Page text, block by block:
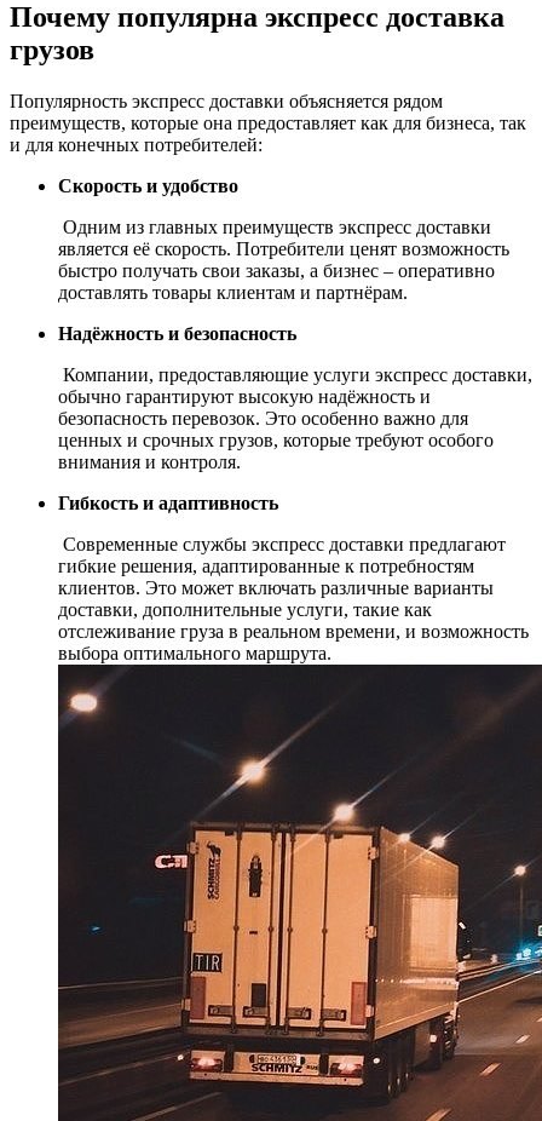
Почему популярна экспресс доставка
грузов
Популярность экспресс доставки объясняется рядом
преимуществ, которые она предоставляет как для бизнеса, так
и для конечных потребителей:
Скорость и удобство
Одним из главных преимуществ экспресс доставки
является её скорость. Потребители ценят возможность
быстро получать свои заказы, а бизнес – оперативно
доставлять товары клиентам и партнёрам.
Надёжность и безопасность
Компании, предоставляющие услуги экспресс доставки,
обычно гарантируют высокую надёжность и
безопасность перевозок. Это особенно важно для
ценных и срочных грузов, которые требуют особого
внимания и контроля.
Гибкость и адаптивность
Современные службы экспресс доставки предлагают
гибкие решения, адаптированные к потребностям
клиентов. Это может включать различные варианты
доставки, дополнительные услуги, такие как
отслеживание груза в реальном времени, и возможность
выбора оптимального маршрута.